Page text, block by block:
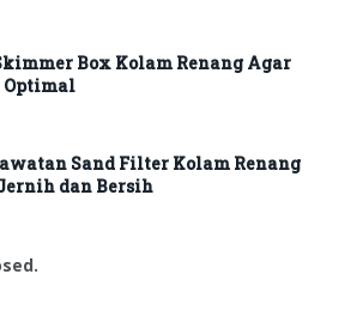
Box Kolam Renang Agar
Optimal
Sand Filter Kolam Renang
dan Bersih